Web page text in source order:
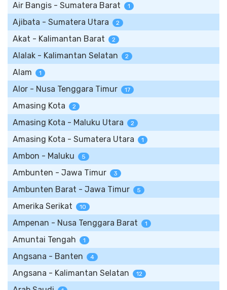
Air Bangis - Sumatera Barat 1
Ajibata - Sumatera Utara 2
Akat - Kalimantan Barat 2
Alalak - Kalimantan Selatan 2
Alam 1
Alor - Nusa Tenggara Timur 17
Amasing Kota 2
Amasing Kota - Maluku Utara 2
Amasing Kota - Sumatera Utara 1
Ambon - Maluku 5
Ambunten - Jawa Timur 3
Ambunten Barat - Jawa Timur 5
Amerika Serikat 10
Ampenan - Nusa Tenggara Barat 1
Amuntai Tengah 1
Angsana - Banten 4
Angsana - Kalimantan Selatan 12